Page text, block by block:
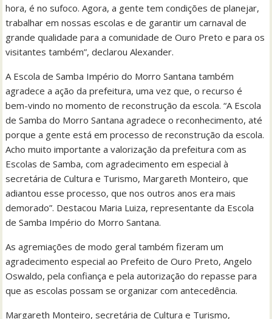
hora, é no sufoco. Agora, a gente tem condições de planejar,
trabalhar em nossas escolas e de garantir um carnaval de
grande qualidade para a comunidade de Ouro Preto e para os
visitantes também”, declarou Alexander.
A Escola de Samba Império do Morro Santana também
agradece a ação da prefeitura, uma vez que, o recurso é
bem-vindo no momento de reconstrução da escola. “A Escola
de Samba do Morro Santana agradece o reconhecimento, até
porque a gente está em processo de reconstrução da escola.
Acho muito importante a valorização da prefeitura com as
Escolas de Samba, com agradecimento em especial à
secretária de Cultura e Turismo, Margareth Monteiro, que
adiantou esse processo, que nos outros anos era mais
demorado”. Destacou Maria Luiza, representante da Escola
de Samba Império do Morro Santana.
As agremiações de modo geral também fizeram um
agradecimento especial ao Prefeito de Ouro Preto, Angelo
Oswaldo, pela confiança e pela autorização do repasse para
que as escolas possam se organizar com antecedência.
Margareth Monteiro, secretária de Cultura e Turismo,